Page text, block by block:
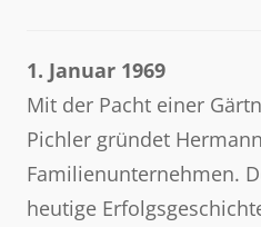
1. Januar 1969
Mit der Pacht einer
Pichler gründet
Familienunternehmen.
heutige